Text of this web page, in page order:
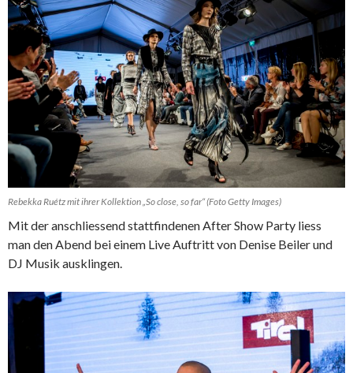
Rebekka Ruétz mit ihrer Kollektion „So close, so far“ (Foto Getty Images)
Mit der anschliessend stattfindenen After Show Party liess
man den Abend bei einem Live Auftritt von Denise Beiler und
DJ Musik ausklingen.